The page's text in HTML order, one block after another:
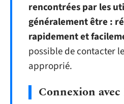
rencontrées par les
généralement être :
rapidement et
possible de contacter
approprié.
Connexion